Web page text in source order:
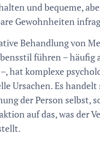
und bequeme,
Gewohnheiten
Behandlung von
führen – häufig
hat komplexe
Ursachen. Es handelt
der Person selbst,
auf das, was der